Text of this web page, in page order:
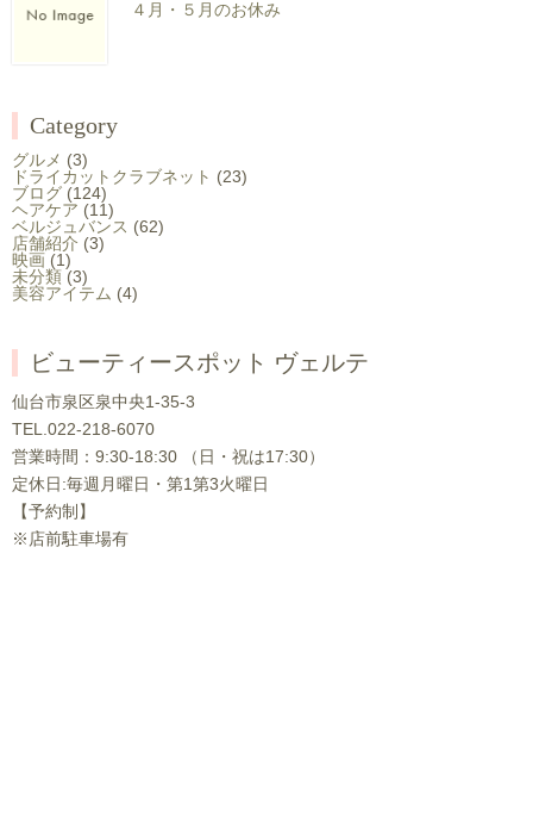
４月・５月のお休み
Category
グルメ (3)
ドライカットクラブネット (23)
ブログ (124)
ヘアケア (11)
ベルジュバンス (62)
店舗紹介 (3)
映画 (1)
未分類 (3)
美容アイテム (4)
ビューティースポット ヴェルテ
仙台市泉区泉中央1-35-3
TEL. 022-218-6070
営業時間：9:30-18:30 （日・祝は17:30）
定休日:毎週月曜日・第1第3火曜日
【予約制】
※店前駐車場有